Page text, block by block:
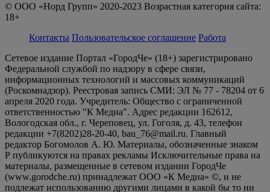
© ООО «Норд Групп» 2020-2023 Возрастная категория сайта:
18+
Контакты Пользовательское соглашение Работа
Сетевое издание Портал «ГородЧе» (18+) зарегистрировано
Федеральной службой по надзору в сфере связи,
информационных технологий и массовых коммуникаций
(Роскомнадзор). Реестровая запись СМИ: ЭЛ № 77 - 78204 от 6
апреля 2020 года. Учредитель: Общество с ограниченной
ответственностью "К Медиа". Адрес редакции 162612,
Вологодская обл., г. Череповец, ул. Гоголя, д. 43, телефон
редакции +7(8202)28-20-40, bau_76@mail.ru. Главный
редактор Богомолов А. Ю. Материалы, обозначенные знаком
Р публикуются на правах рекламы Исключительные права на
материалы, размещенные в сетевом издании ГородЧе
(www.gorodche.ru) принадлежат ООО «К Медиа» ©, и не
подлежат использованию другими лицами в какой бы то ни